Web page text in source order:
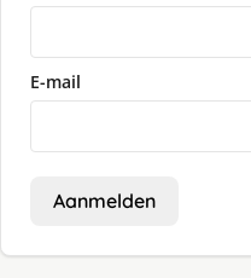
E-mail
Aanmelden